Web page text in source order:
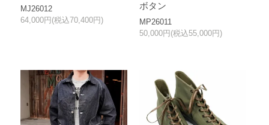
MJ26012
64,000円(税込70,400円)
ボタン
MP26011
50,000円(税込55,000円)